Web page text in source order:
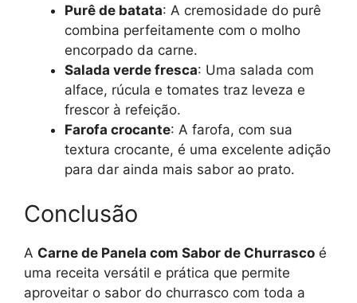
Purê de batata: A cremosidade do purê
combina perfeitamente com o molho
encorpado da carne.
Salada verde fresca: Uma salada com
alface, rúcula e tomates traz leveza e
frescor à refeição.
Farofa crocante: A farofa, com sua
textura crocante, é uma excelente adição
para dar ainda mais sabor ao prato.
Conclusão
A Carne de Panela com Sabor de Churrasco é
uma receita versátil e prática que permite
aproveitar o sabor do churrasco com toda a